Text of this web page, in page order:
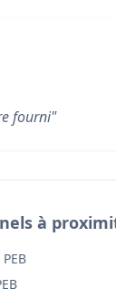
fourni"
à